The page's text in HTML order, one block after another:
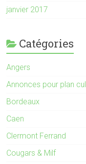
janvier 2017
Catégories
Angers
Annonces pour plan cul
Bordeaux
Caen
Clermont Ferrand
Cougars & Milf